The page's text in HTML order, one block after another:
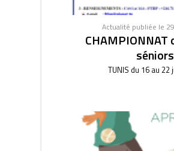
Actualité publiée le
CHAMPIONNAT
séniors
TUNIS du 16 au 22